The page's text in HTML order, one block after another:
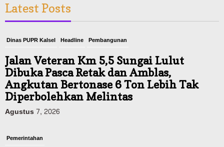
Latest Posts
Dinas PUPR Kalsel Headline Pembangunan
Jalan Veteran Km 5,5 Sungai Lulut
Dibuka Pasca Retak dan Amblas,
Angkutan Bertonase 6 Ton Lebih Tak
Diperbolehkan Melintas
Agustus 7, 2026
Pemerintahan